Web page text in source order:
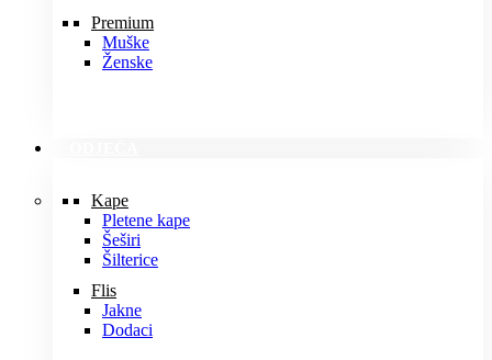
Premium
Muške
Ženske
Kape
Pletene kape
Šeširi
Šilterice
Flis
Jakne
Dodaci